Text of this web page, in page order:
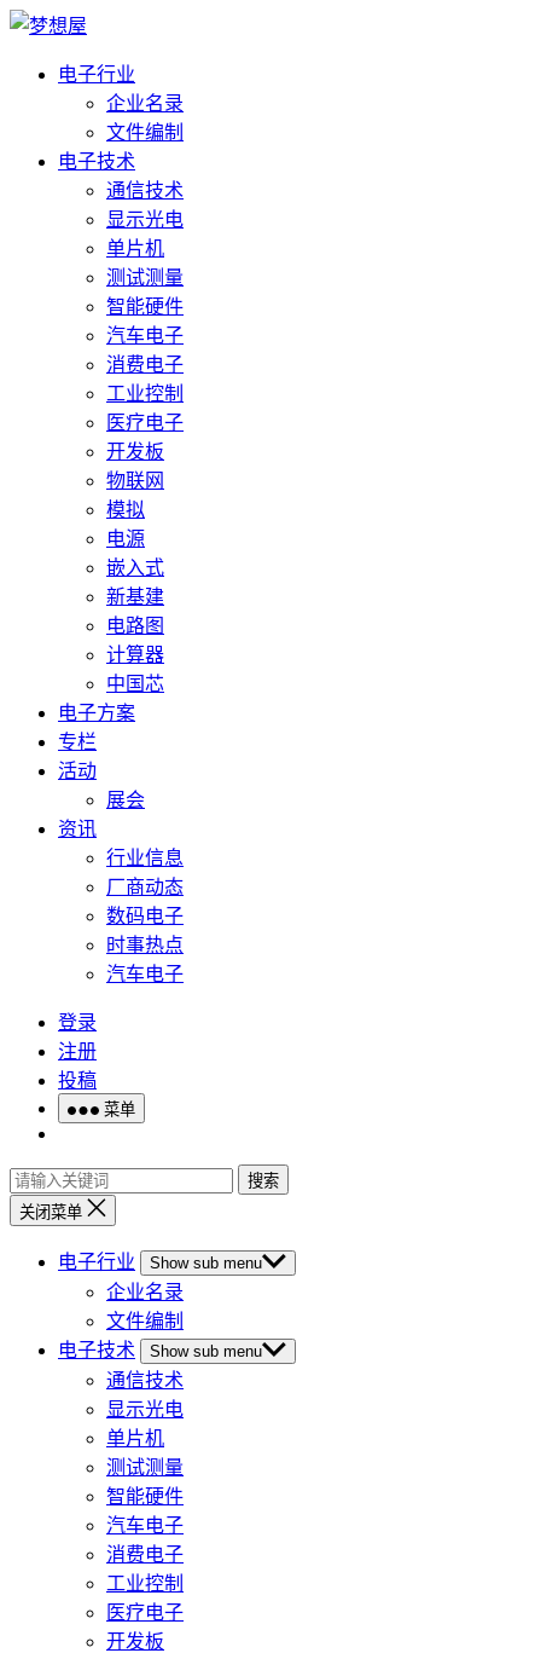
电子行业
企业名录
文件编制
电子技术
通信技术
显示光电
单片机
测试测量
智能硬件
汽车电子
消费电子
工业控制
医疗电子
开发板
物联网
模拟
电源
嵌入式
新基建
电路图
计算器
中国芯
电子方案
专栏
活动
展会
资讯
行业信息
厂商动态
数码电子
时事热点
汽车电子
登录
注册
投稿
菜单
搜索
关闭菜单
电子行业 Show sub menu
企业名录
文件编制
电子技术
Show sub menu
通信技术
显示光电
单片机
测试测量
智能硬件
汽车电子
消费电子
工业控制
医疗电子
开发板